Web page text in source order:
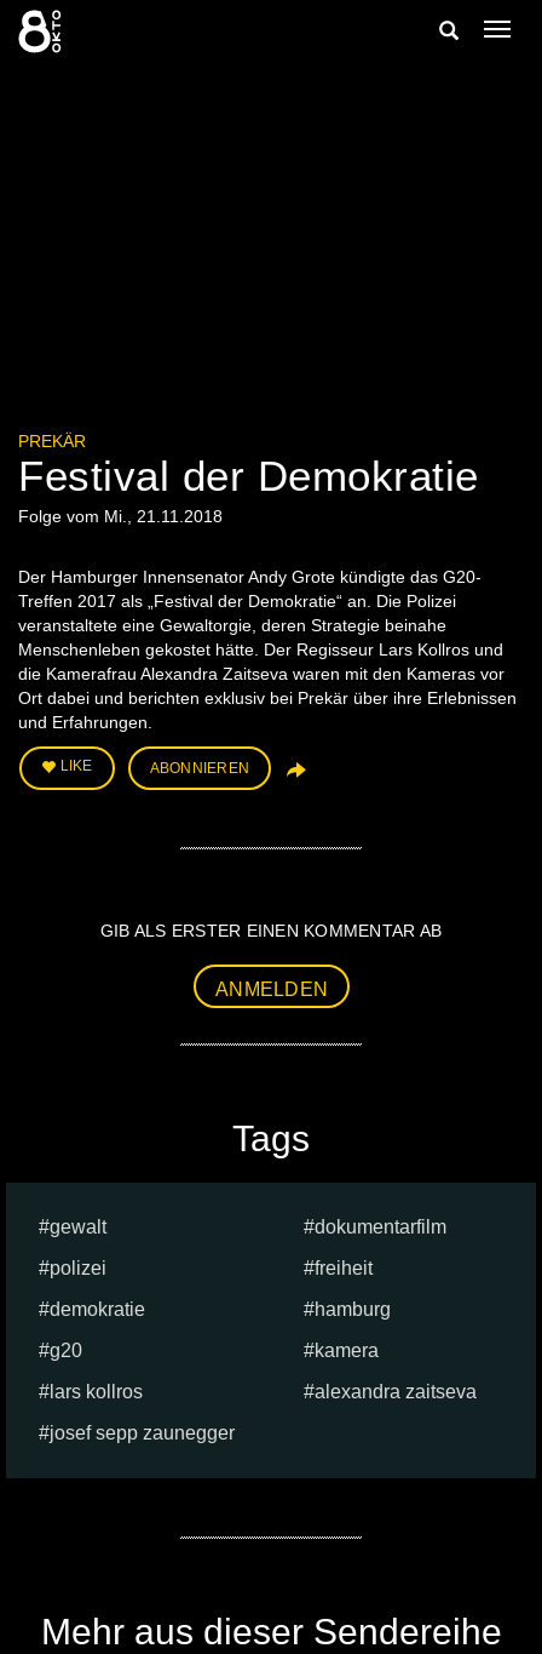
Zum
Inhalt
springen
Suche
PREKÄR
Festival der Demokratie
Folge vom Mi., 21.11.2018
Der Hamburger Innensenator Andy Grote kündigte das G20-
Treffen 2017 als „Festival der Demokratie“ an. Die Polizei
veranstaltete eine Gewaltorgie, deren Strategie beinahe
Menschenleben gekostet hätte. Der Regisseur Lars Kollros und
die Kamerafrau Alexandra Zaitseva waren mit den Kameras vor
Ort dabei und berichten exklusiv bei Prekär über ihre Erlebnissen
und Erfahrungen.
LIKE ABONNIEREN
GIB ALS ERSTER EINEN KOMMENTAR AB
ANMELDEN
Tags
gewalt
dokumentarfilm
polizei
freiheit
demokratie
hamburg
g20
kamera
lars kollros
alexandra zaitseva
josef sepp zaunegger
Mehr aus dieser Sendereihe